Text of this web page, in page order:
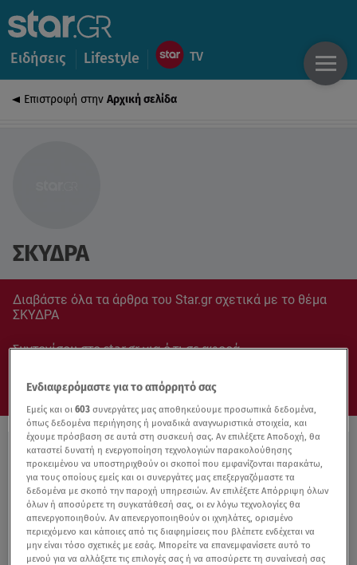
Ειδήσεις Lifestyle
Επιστροφή στην Αρχική σελίδα
ΣΚΥΔΡΑ
Διαβάστε όλα τα άρθρα του Star.gr σχετικά με το θέμα
ΣΚΥΔΡΑ
Συντονίσου στο star.gr για ό,τι σε αφορά.
Ενδιαφερόμαστε για το απόρρητό σας
Εμείς και οι603 συνεργάτες μας αποθηκεύουμε προσωπικά δεδομένα,
όπως δεδομένα περιήγησης ή μοναδικά αναγνωριστικά στοιχεία, και
έχουμε πρόσβαση σε αυτά στη συσκευή σας. Αν επιλέξετε Αποδοχή, θα
καταστεί δυνατή η ενεργοποίηση τεχνολογιών παρακολούθησης
προκειμένου να υποστηριχθούν οι σκοποί που εμφανίζονται παρακάτω,
για τους οποίους εμείς και οι συνεργάτες μας επεξεργαζόμαστε τα
δεδομένα με σκοπό την παροχή υπηρεσιών. Αν επιλέξετε Απόρριψη όλων
όλων ή αποσύρετε τη συγκατάθεσή σας, οι εν λόγω τεχνολογίες θα
απενεργοποιηθούν. Αν απενεργοποιηθούν οι ιχνηλάτες, ορισμένο
περιεχόμενο και κάποιες από τις διαφημίσεις που βλέπετε ενδέχεται να
μην είναι τόσο σχετικές με εσάς. Μπορείτε να επανεμφανίσετε αυτό το
μενού για να αλλάξετε τις επιλογές σας ή να αποσύρετε τη συναίνεσή σας